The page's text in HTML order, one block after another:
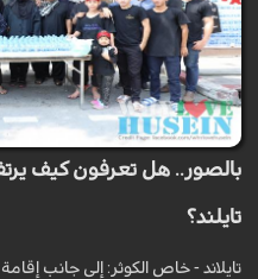
بالصور.. هل تعرفون كيف
تايلند؟
تايلاند - خاص الكوثر: إلى جانب